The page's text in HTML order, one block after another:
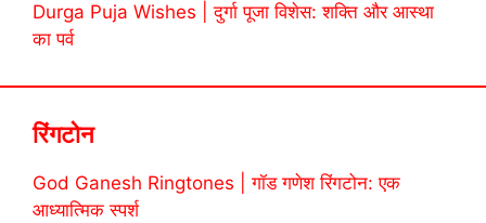
Durga Puja Wishes | दुर्गा पूजा विशेस: शक्ति और आस्था
का पर्व
रिंगटोन
God Ganesh Ringtones | गॉड गणेश रिंगटोन: एक
आध्यात्मिक स्पर्श